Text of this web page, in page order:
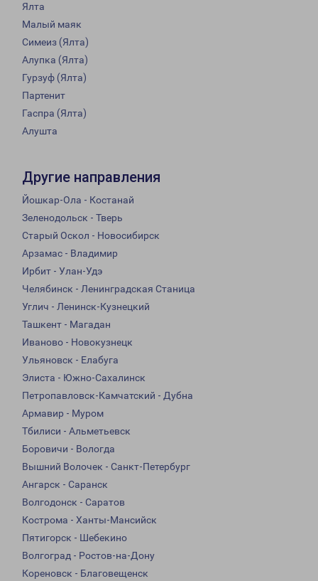
Ялта
Малый маяк
Симеиз (Ялта)
Алупка (Ялта)
Гурзуф (Ялта)
Партенит
Гаспра (Ялта)
Алушта
Другие направления
Йошкар-Ола - Костанай
Зеленодольск - Тверь
Старый Оскол - Новосибирск
Арзамас - Владимир
Ирбит - Улан-Удэ
Челябинск - Ленинградская Станица
Углич - Ленинск-Кузнецкий
Ташкент - Магадан
Иваново - Новокузнецк
Ульяновск - Елабуга
Элиста - Южно-Сахалинск
Петропавловск-Камчатский - Дубна
Армавир - Муром
Тбилиси - Альметьевск
Боровичи - Вологда
Вышний Волочек - Санкт-Петербург
Ангарск - Саранск
Волгодонск - Саратов
Кострома - Ханты-Мансийск
Пятигорск - Шебекино
Волгоград - Ростов-на-Дону
Кореновск - Благовещенск